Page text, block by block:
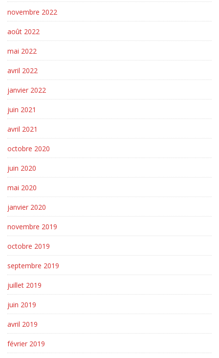
novembre 2022
août 2022
mai 2022
avril 2022
janvier 2022
juin 2021
avril 2021
octobre 2020
juin 2020
mai 2020
janvier 2020
novembre 2019
octobre 2019
septembre 2019
juillet 2019
juin 2019
avril 2019
février 2019